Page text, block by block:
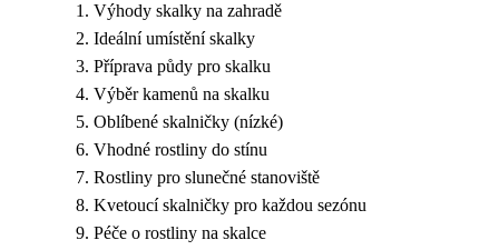
Výhody skalky na zahradě
Ideální umístění skalky
Příprava půdy pro skalku
Výběr kamenů na skalku
Oblíbené skalničky (nízké)
Vhodné rostliny do stínu
Rostliny pro slunečné stanoviště
Kvetoucí skalničky pro každou sezónu
Péče o rostliny na skalce